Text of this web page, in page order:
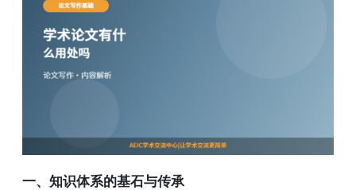
一、知识体系的基石与传承